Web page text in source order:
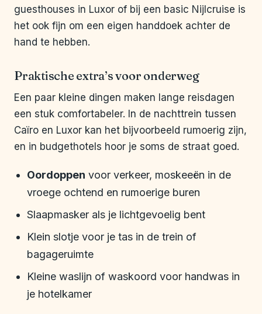
guesthouses in Luxor of bij een basic Nijlcruise is
het ook fijn om een eigen handdoek achter de
hand te hebben.
Praktische extra’s voor onderweg
Een paar kleine dingen maken lange reisdagen
een stuk comfortabeler. In de nachttrein tussen
Caïro en Luxor kan het bijvoorbeeld rumoerig zijn,
en in budgethotels hoor je soms de straat goed.
Oordoppen voor verkeer, moskeeën in de
vroege ochtend en rumoerige buren
Slaapmasker als je lichtgevoelig bent
Klein slotje voor je tas in de trein of
bagageruimte
Kleine waslijn of waskoord voor handwas in
je hotelkamer